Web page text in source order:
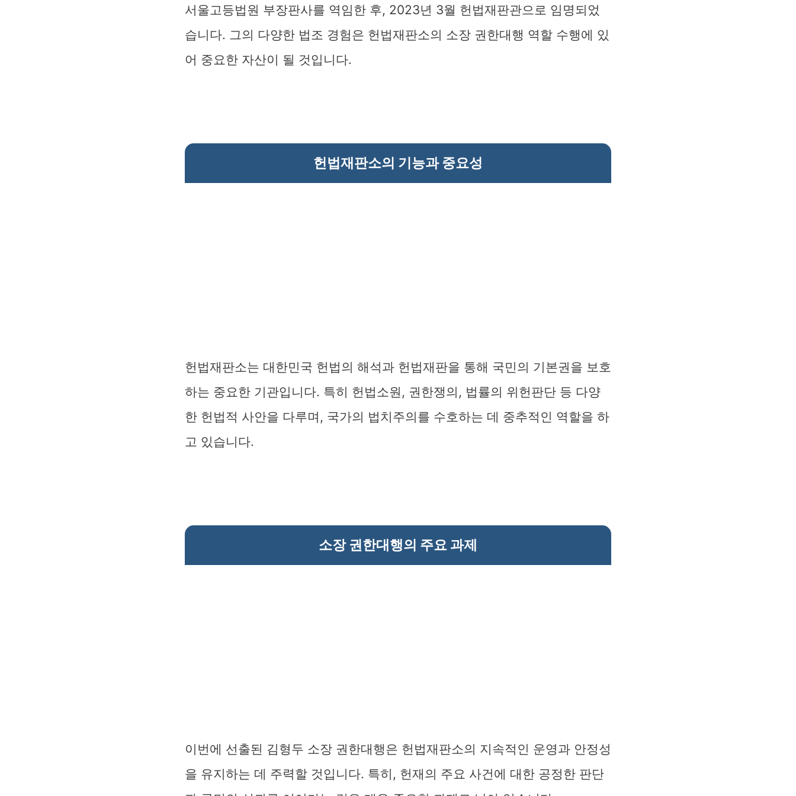
서울고등법원 부장판사를 역임한 후, 2023년 3월 헌법재판관으로 임명되었
습니다. 그의 다양한 법조 경험은 헌법재판소의 소장 권한대행 역할 수행에 있
어 중요한 자산이 될 것입니다.
헌법재판소의 기능과 중요성
헌법재판소는 대한민국 헌법의 해석과 헌법재판을 통해 국민의 기본권을 보호
하는 중요한 기관입니다. 특히 헌법소원, 권한쟁의, 법률의 위헌판단 등 다양
한 헌법적 사안을 다루며, 국가의 법치주의를 수호하는 데 중추적인 역할을 하
고 있습니다.
소장 권한대행의 주요 과제
이번에 선출된 김형두 소장 권한대행은 헌법재판소의 지속적인 운영과 안정성
을 유지하는 데 주력할 것입니다. 특히, 헌재의 주요 사건에 대한 공정한 판단